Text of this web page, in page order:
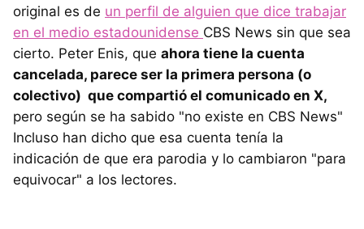
original es de un perfil de alguien que dice trabajar
en el medio estadounidense CBS News sin que sea
cierto. Peter Enis, que ahora tiene la cuenta
cancelada, parece ser la primera persona (o
colectivo) que compartió el comunicado en X,
pero según se ha sabido "no existe en CBS News"
Incluso han dicho que esa cuenta tenía la
indicación de que era parodia y lo cambiaron "para
equivocar" a los lectores.